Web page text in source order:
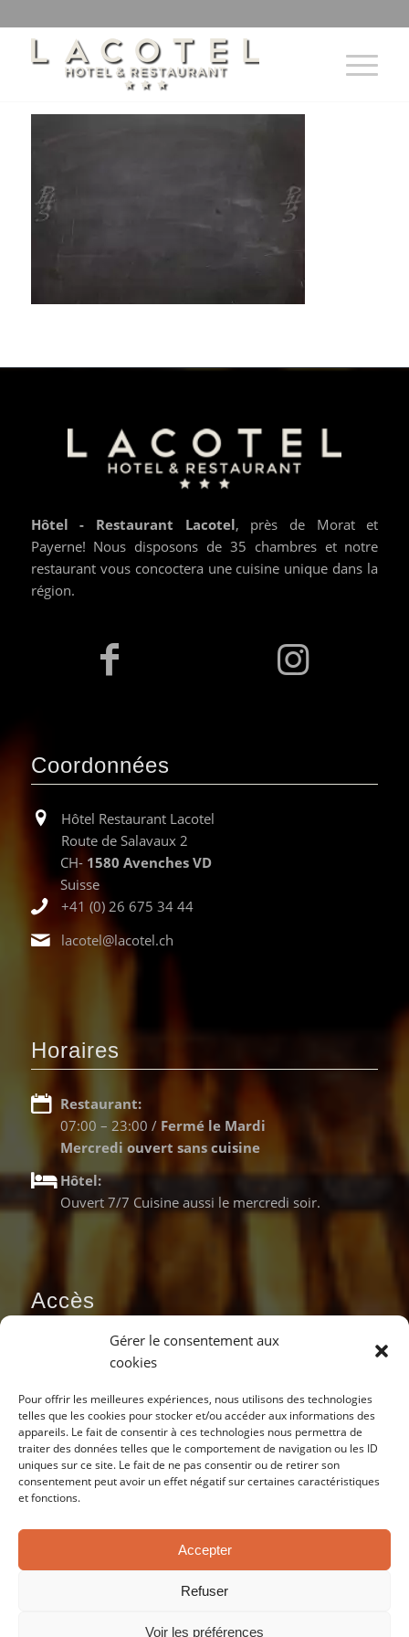
Gérer le consentement aux
cookies
Pour offrir les meilleures expériences, nous utilisons des technologies
telles que les cookies pour stocker et/ou accéder aux informations des
appareils. Le fait de consentir à ces technologies nous permettra de
traiter des données telles que le comportement de navigation ou les ID
uniques sur ce site. Le fait de ne pas consentir ou de retirer son
consentement peut avoir un effet négatif sur certaines caractéristiques
et fonctions.
Accepter
Refuser
Voir les préférences
Hôtel - Restaurant Lacotel, près de Morat et
Payerne! Nous disposons de 35 chambres et notre
restaurant vous concoctera une cuisine unique dans la
région.
Coordonnées
Hôtel Restaurant Lacotel
Route de Salavaux 2
CH- 1580 Avenches VD
Suisse
+41 (0) 26 675 34 44
lacotel@lacotel.ch
Horaires
Restaurant:
07:00 – 23:00 / Fermé le Mardi
Mercredi ouvert sans cuisine
Hôtel:
Ouvert 7/7 Cuisine aussi le mercredi soir.
Accès